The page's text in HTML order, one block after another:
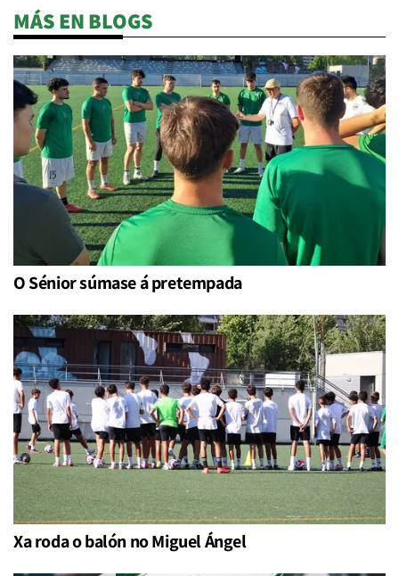
MÁS EN BLOGS
O Sénior súmase á pretempada
Xa roda o balón no Miguel Ángel